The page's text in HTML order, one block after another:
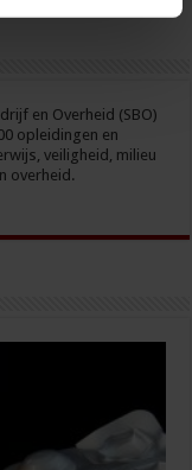
en Overheid (SBO)
opleidingen en
veiligheid, milieu
overheid.